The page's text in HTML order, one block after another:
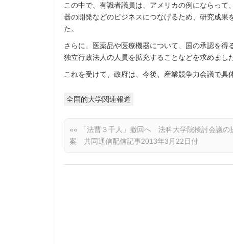
この中で、有識者議員は、アメリカの例にならっ
器の開発などのビジネスにつなげるため、研究成
た。
さらに、医薬品や医療機器について、国の承認を
独立行政法人の人員を拡充することなどを求めました
これを受けて、政府は、今後、産業競争力会議で具
全国的大学関連報道
«« 「法曹３千人」撤回へ 法科大学院検討会議の
案 共同通信配信記事2013年3月22日付